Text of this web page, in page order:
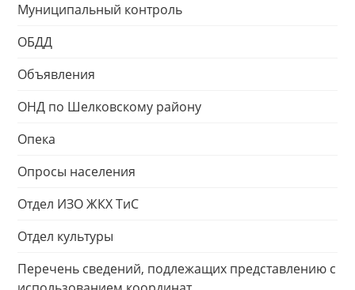
Муниципальный контроль
ОБДД
Объявления
ОНД по Шелковскому району
Опека
Опросы населения
Отдел ИЗО ЖКХ ТиС
Отдел культуры
Перечень сведений, подлежащих представлению с